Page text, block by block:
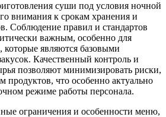
суши под условия ночной
внимания к срокам хранения и
Соблюдение правил и стандартов
важным, особенно для
являются базовыми
Качественный контроль и
позволяют минимизировать риски,
продуктов, что особенно актуально
режиме работы персонала.
ограничения и особенности меню,